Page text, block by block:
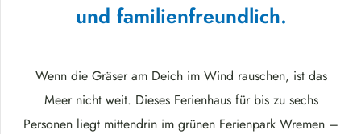
und familienfreundlich.
Wenn die Gräser am Deich im Wind rauschen, ist das
Meer nicht weit. Dieses Ferienhaus für bis zu sechs
Personen liegt mittendrin im grünen Ferienpark Wremen –